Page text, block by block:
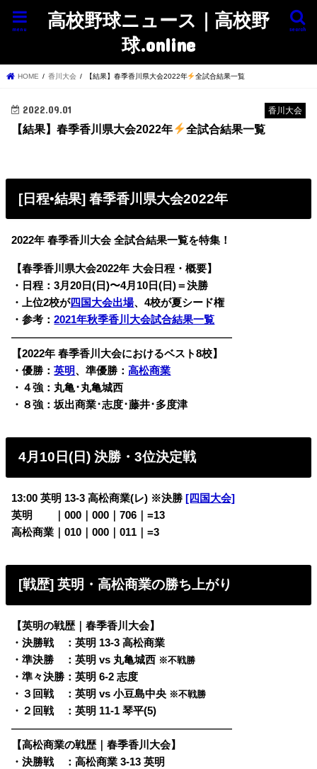
高校野球ニュース｜高校野
球.online
search
menu
HOME 香川大会 【結果】春季香川県大会2022年 全試合結果一覧
香川大会
2022.09.01
【結果】春季香川県大会2022年 全試合結果一覧
[日程•結果] 春季香川県大会2022年
2022年 春季香川大会 全試合結果一覧を特集！
【春季香川県大会2022年 大会日程・概要】
・日程：3月20日(日)〜4月10日(日)＝決勝
・上位2校が四国大会出場、4校が夏シード権
・参考：2021年秋季香川大会試合結果一覧
————————————————————————
【2022年 春季香川大会におけるベスト8校】
・優勝：英明、準優勝：高松商業
・４強：丸亀･丸亀城西
・８強：坂出商業･志度･藤井･多度津
4月10日(日) 決勝・3位決定戦
13:00 英明 13-3 高松商業(レ) ※決勝 [四国大会]
英明
｜000｜000｜706｜=13
高松商業｜010｜000｜011｜=3
[戦歴] 英明・高松商業の勝ち上がり
【英明の戦歴｜春季香川大会】
・決勝戦 ：英明 13-3 高松商業
・準決勝 ：英明 vs 丸亀城西 ※不戦勝
・準々決勝：英明 6-2 志度
・３回戦 ：英明 vs 小豆島中央 ※不戦勝
・２回戦 ：英明 11-1 琴平(5)
————————————————————————
【高松商業の戦歴｜春季香川大会】
・決勝戦 ：高松商業 3-13 英明